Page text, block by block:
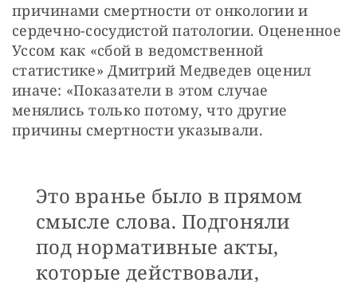
причинами смертности от онкологии и
сердечно-сосудистой патологии. Оцененное
Уссом как «сбой в ведомственной
статистике» Дмитрий Медведев оценил
иначе: «Показатели в этом случае
менялись только потому, что другие
причины смертности указывали.
Это вранье было в прямом
смысле слова. Подгоняли
под нормативные акты,
которые действовали,